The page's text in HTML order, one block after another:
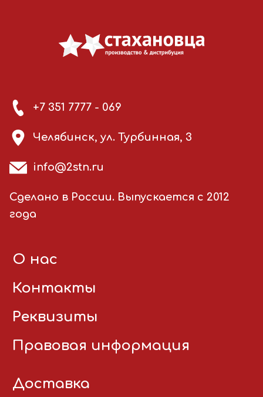
+7 351 7777 - 069
Челябинск, ул. Турбинная, 3
info@2stn.ru
Сделано в России. Выпускается с 2012
года
О нас
Контакты
Реквизиты
Правовая информация
Доставка